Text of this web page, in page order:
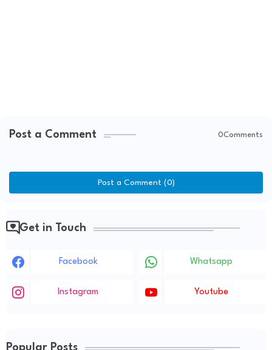
Post a Comment 0Comments
Post a Comment (0)
Get in Touch
Facebook Whatsapp
Instagram Youtube
Popular Posts